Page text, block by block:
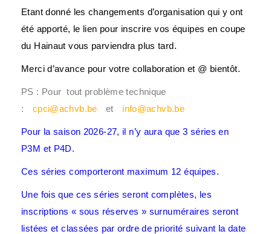
Etant donné les changements d’organisation qui y ont
été apporté, le lien pour inscrire vos équipes en coupe
du Hainaut vous parviendra plus tard.
Merci d’avance pour votre collaboration et @ bientôt.
PS : Pour tout problème technique
:
cpci@achvb.be et info@achvb.be
Pour la saison 2026-27, il n’y aura que 3 séries en
P3M et P4D.
Ces séries comporteront maximum 12 équipes.
Une fois que ces séries seront complètes, les
inscriptions « sous réserves » surnuméraires seront
listées et classées par ordre de priorité suivant la date